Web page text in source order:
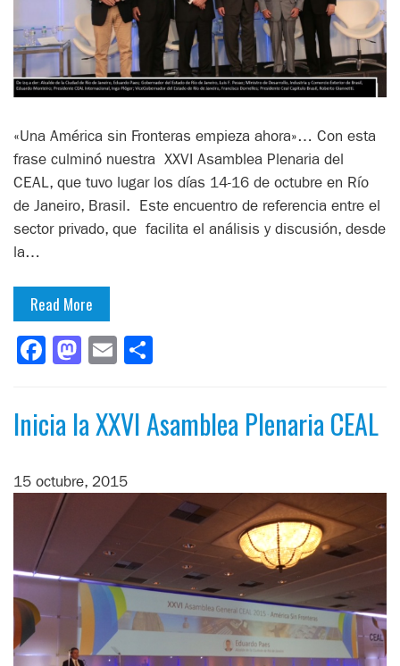
«Una América sin Fronteras empieza ahora»… Con esta
frase culminó nuestra XXVI Asamblea Plenaria del
CEAL, que tuvo lugar los días 14-16 de octubre en Río
de Janeiro, Brasil. Este encuentro de referencia entre el
sector privado, que facilita el análisis y discusión, desde
la…
Read More
Facebook
Mastodon
Email
Inicia la XXVI Asamblea Plenaria CEAL
15 octubre, 2015